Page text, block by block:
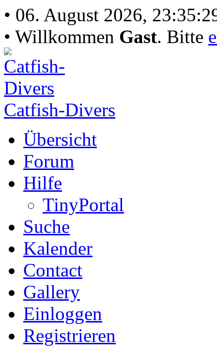
• 06. August 2026,
• Willkommen Gast. Bitte
Catfish-Divers
Übersicht
Forum
Hilfe
TinyPortal
Suche
Kalender
Contact
Gallery
Einloggen
Registrieren